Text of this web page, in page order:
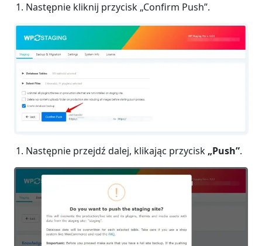
Następnie kliknij przycisk „Confirm Push”.
Następnie przejdź dalej, klikając przycisk „Push”.